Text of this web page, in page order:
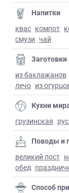
Напитки
квас компот
смузи чай
из баклажанов
лечо из
Кухни
грузинская
Поводы и
великий пост
обед
Способ